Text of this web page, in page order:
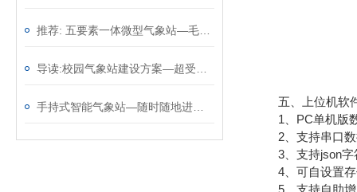
五、上位机软
1、PC单机版数
2、支持串口数
3、支持json字
4、可自设置存
5、支持自助增